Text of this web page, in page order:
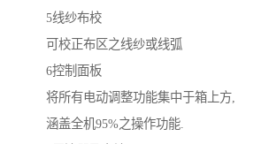
5线纱布校
可校正布区之线纱或线弧
6控制面板
将所有电动调整功能集中于箱上方,
涵盖全机95%之操作功能.